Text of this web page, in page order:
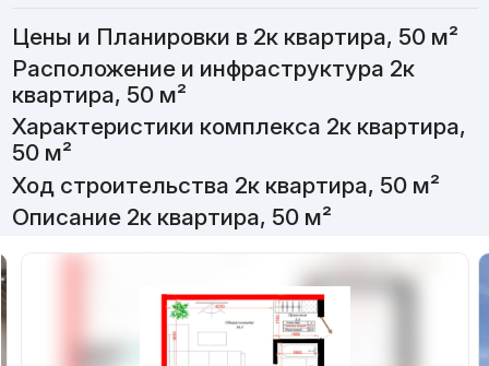
Цены и Планировки в 2к квартира, 50 м²
Расположение и инфраструктура 2к
квартира, 50 м²
Характеристики комплекса 2к квартира,
50 м²
Ход строительства 2к квартира, 50 м²
Описание 2к квартира, 50 м²